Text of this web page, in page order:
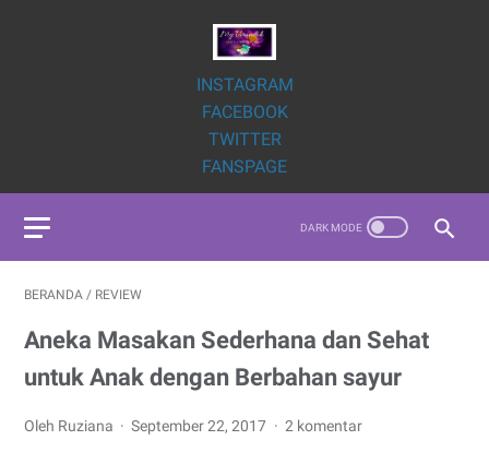
INSTAGRAM
FACEBOOK
TWITTER
FANSPAGE
BERANDA / REVIEW
Aneka Masakan Sederhana dan Sehat
untuk Anak dengan Berbahan sayur
Oleh Ruziana September 22, 2017 2 komentar